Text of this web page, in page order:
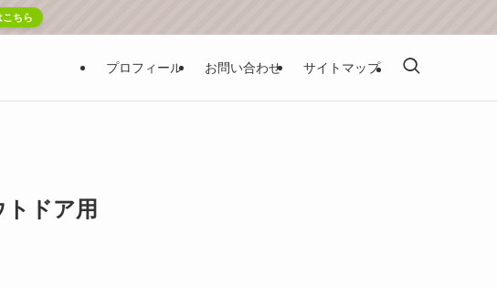
こちら
プロフィール お問い合わせ サイトマップ
ドア用